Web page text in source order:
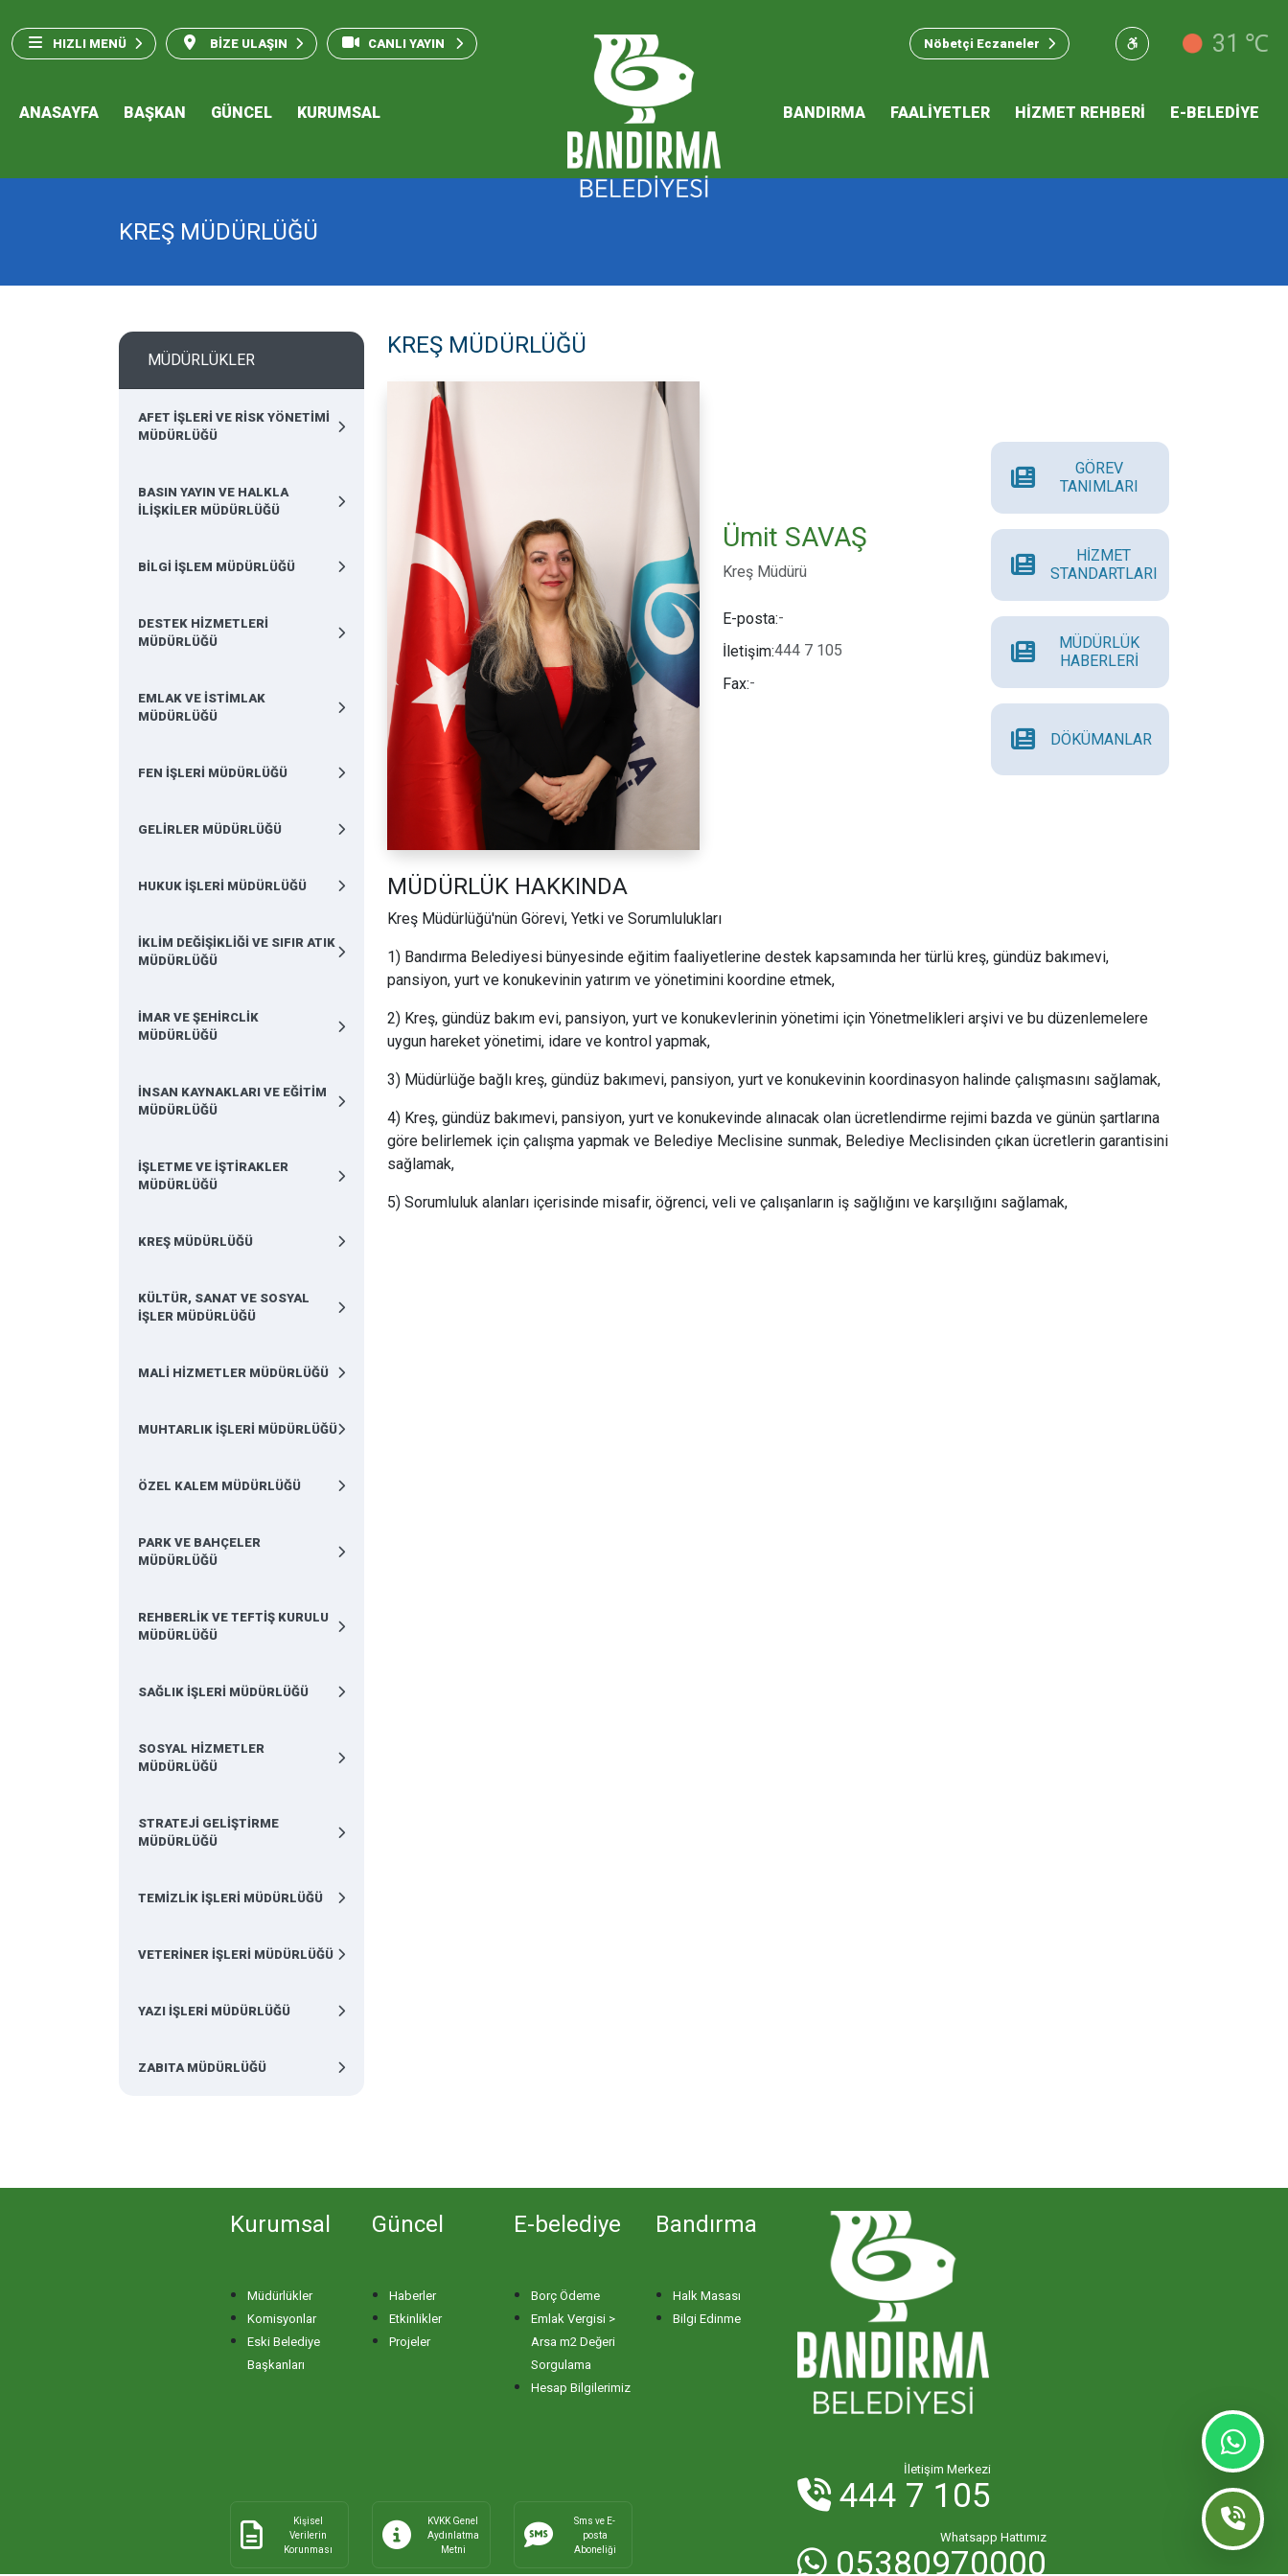
HIZLI MENÜ BİZE ULAŞIN CANLI YAYIN Nöbetçi Eczaneler 31 ℃
ANASAYFA BAŞKAN GÜNCEL KURUMSAL
2026 Performans Programı
BANDIRMA FAALİYETLER HİZMET REHBERİ E-BELEDİYE
KREŞ MÜDÜRLÜĞÜ
MÜDÜRLÜKLER
AFET İŞLERİ VE RİSK YÖNETİMİ
MÜDÜRLÜĞÜ
BASIN YAYIN VE HALKLA
İLİŞKİLER MÜDÜRLÜĞÜ
BİLGİ İŞLEM MÜDÜRLÜĞÜ
DESTEK HİZMETLERİ
MÜDÜRLÜĞÜ
EMLAK VE İSTİMLAK
MÜDÜRLÜĞÜ
FEN İŞLERİ MÜDÜRLÜĞÜ
GELİRLER MÜDÜRLÜĞÜ
HUKUK İŞLERİ MÜDÜRLÜĞÜ
İKLİM DEĞİŞİKLİĞİ VE SIFIR ATIK
MÜDÜRLÜĞÜ
İMAR VE ŞEHİRCLİK
MÜDÜRLÜĞÜ
İNSAN KAYNAKLARI VE EĞİTİM
MÜDÜRLÜĞÜ
İŞLETME VE İŞTİRAKLER
MÜDÜRLÜĞÜ
KREŞ MÜDÜRLÜĞÜ
KÜLTÜR, SANAT VE SOSYAL
İŞLER MÜDÜRLÜĞÜ
MALİ HİZMETLER MÜDÜRLÜĞÜ
MUHTARLIK İŞLERİ MÜDÜRLÜĞÜ
ÖZEL KALEM MÜDÜRLÜĞÜ
PARK VE BAHÇELER
MÜDÜRLÜĞÜ
REHBERLİK VE TEFTİŞ KURULU
MÜDÜRLÜĞÜ
SAĞLIK İŞLERİ MÜDÜRLÜĞÜ
SOSYAL HİZMETLER
MÜDÜRLÜĞÜ
STRATEJİ GELİŞTİRME
MÜDÜRLÜĞÜ
TEMİZLİK İŞLERİ MÜDÜRLÜĞÜ
VETERİNER İŞLERİ MÜDÜRLÜĞÜ
YAZI İŞLERİ MÜDÜRLÜĞÜ
ZABITA MÜDÜRLÜĞÜ
KREŞ MÜDÜRLÜĞÜ
Ümit SAVAŞ
Kreş Müdürü
E-posta:-
İletişim:444 7 105
Fax:-
GÖREV
TANIMLARI
HİZMET
STANDARTLARI
MÜDÜRLÜK
HABERLERİ
DÖKÜMANLAR
MÜDÜRLÜK HAKKINDA
Kreş Müdürlüğü'nün Görevi, Yetki ve Sorumlulukları
1) Bandırma Belediyesi bünyesinde eğitim faaliyetlerine destek kapsamında her türlü kreş, gündüz bakımevi,
pansiyon, yurt ve konukevinin yatırım ve yönetimini koordine etmek,
2) Kreş, gündüz bakım evi, pansiyon, yurt ve konukevlerinin yönetimi için Yönetmelikleri arşivi ve bu düzenlemelere
uygun hareket yönetimi, idare ve kontrol yapmak,
3) Müdürlüğe bağlı kreş, gündüz bakımevi, pansiyon, yurt ve konukevinin koordinasyon halinde çalışmasını sağlamak,
4) Kreş, gündüz bakımevi, pansiyon, yurt ve konukevinde alınacak olan ücretlendirme rejimi bazda ve günün şartlarına
göre belirlemek için çalışma yapmak ve Belediye Meclisine sunmak, Belediye Meclisinden çıkan ücretlerin garantisini
sağlamak,
5) Sorumluluk alanları içerisinde misafir, öğrenci, veli ve çalışanların iş sağlığını ve karşılığını sağlamak,
Kurumsal
Müdürlükler
Komisyonlar
Eski Belediye
Başkanları
Güncel
Haberler
Etkinlikler
Projeler
E-belediye
Borç Ödeme
Emlak Vergisi >
Arsa m2 Değeri
Sorgulama
Hesap Bilgilerimiz
Bandırma
Halk Masası
Bilgi Edinme
Kişisel
Verilerin
Korunması
KVKK Genel
Aydınlatma
Metni
Sms ve E-
posta
Aboneliği
İletişim Merkezi
444 7 105
Whatsapp Hattımız
05380970000